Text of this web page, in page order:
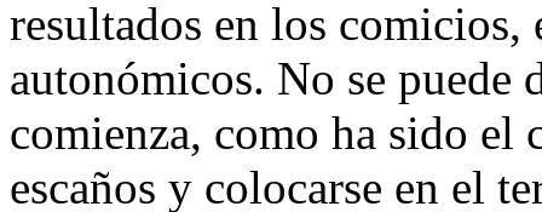
resultados en los comicios,
autonómicos. No se puede
comienza, como ha sido el
escaños y colocarse en el